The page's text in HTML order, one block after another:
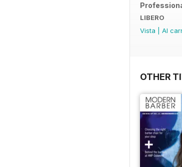
LIBERO
Vista
Al
OTHER